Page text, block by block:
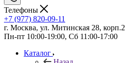
Телефоны
+7 (977) 820-09-11
г. Москва, ул. Митинская 28, корп.2
Пн-пт 10:00-19:00, Сб 11:00-17:00
Каталог